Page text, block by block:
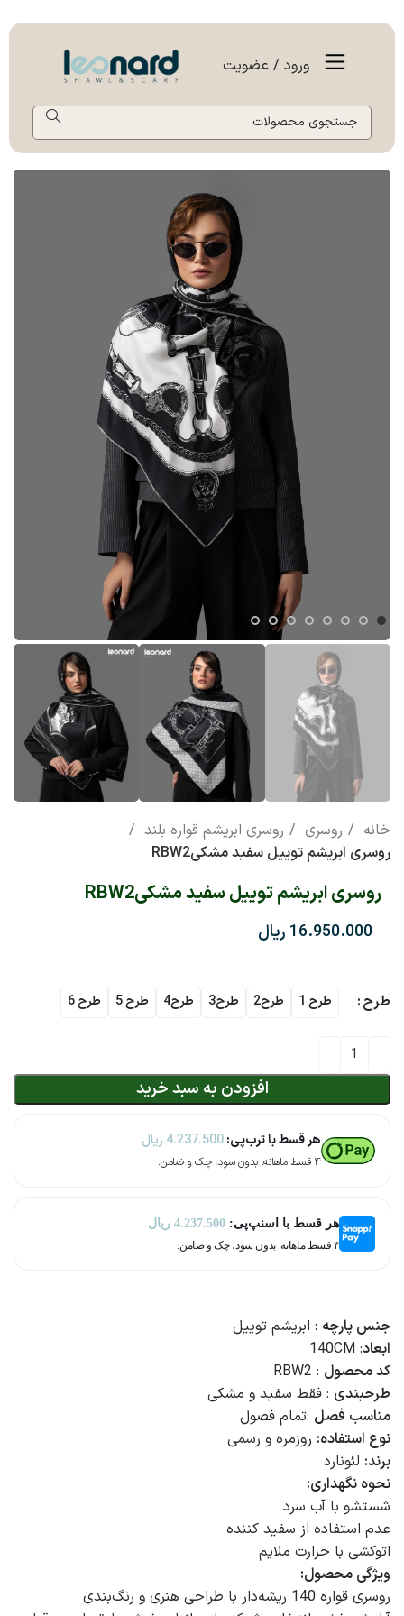
ورود / عضویت
خانه روسری
روسری ابریشم قواره بلند
روسری ابریشم توییل سفید مشکیRBW2
روسری ابریشم توییل سفید مشکیRBW2
ریال
طرح طرح 1 طرح2 طرح3 طرح4 طرح 5 طرح 6
افزودن به سبد خرید
هر قسط با ترب‌پی:4.237.500 ریال
۴ قسط ماهانه. بدون سود، چک و ضامن.
هر قسط با اسنپ‌پی: 4.237.500 ریال
۴ قسط ماهانه. بدون سود، چک و ضامن.
جنس پارچه : ابریشم توییل
ابعاد: 140CM
کد محصول : RBW2
طرحبندی : فقط سفید و مشکی
مناسب فصل :تمام فصول
نوع استفاده: روزمره و رسمی
برند: لئونارد
نحوه نگهداری:
شستشو با آب سرد
عدم استفاده از سفید کننده
اتوکشی با حرارت ملایم
ویژگی محصول:
روسری قواره 140 ریشه‌دار با طراحی هنری و رنگ‌بندی